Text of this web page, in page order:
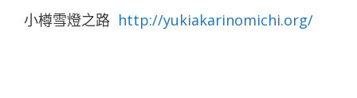
小樽雪燈之路 http://yukiakarinomichi.org/